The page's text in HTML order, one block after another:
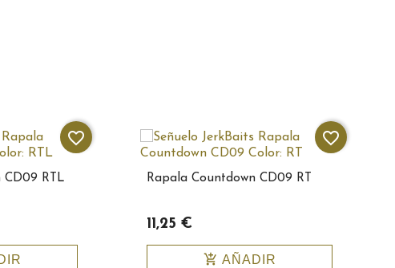
CD09 RTL
favorite_border
Rapala Countdown CD09 RT
11,25 €
add_shopping_cart AÑADIR
favorite_border